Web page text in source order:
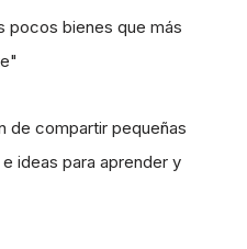
pocos bienes que más
de compartir pequeñas
ideas para aprender y